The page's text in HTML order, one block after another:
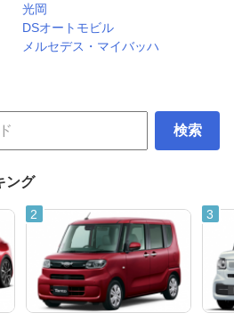
光岡
DSオートモビル
メルセデス・マイバッハ
検索
ング